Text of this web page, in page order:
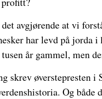
avgjørende at vi
har levd på jorda i
år gammel, men
skrev øverstepresten
Og både